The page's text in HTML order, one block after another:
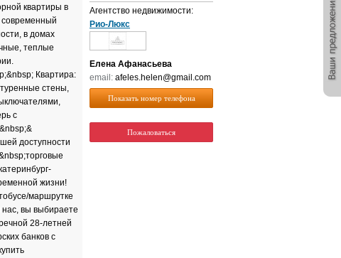
квартиры в
в домах
теплые
Квартира:
стены,
с
доступности
жизни!
маршрутке
вы выбираете
28-летней
банков с
Агентство недвижимости:
Рио-Люкс
Елена Афанасьева
email: afeles.helen@gmail.com
Показать номер телефона
Пожаловаться